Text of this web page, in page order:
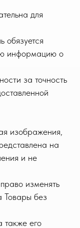
для
обязуется
информацию о
за точность
изображения,
на
и не
изменять
Товары без
также его